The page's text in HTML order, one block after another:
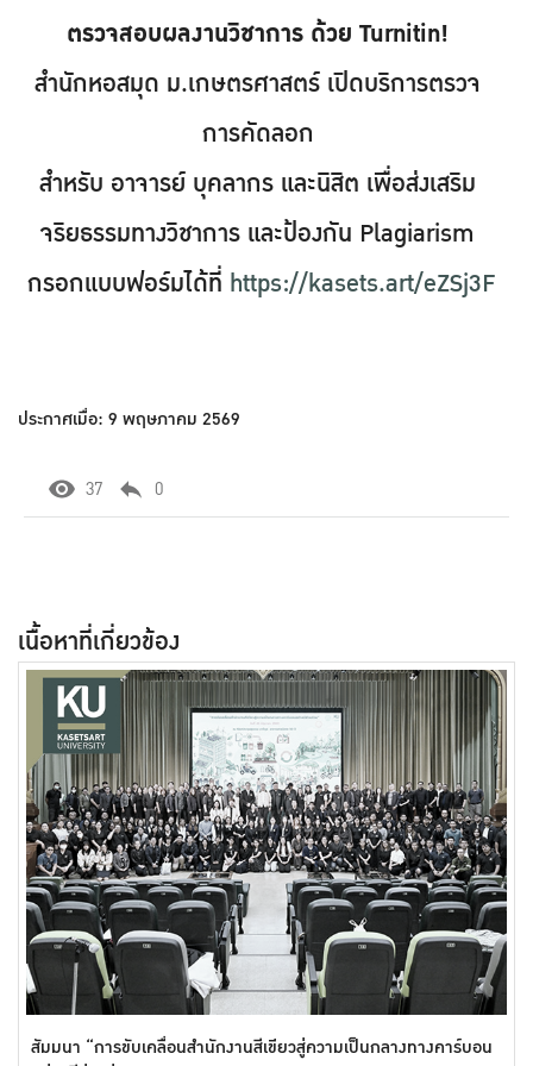
ตรวจสอบผลงานวิชาการ ด้วย Turnitin!
สำนักหอสมุด ม.เกษตรศาสตร์ เปิดบริการตรวจ
การคัดลอก
สำหรับ อาจารย์ บุคลากร และนิสิต เพื่อส่งเสริม
จริยธรรมทางวิชาการ และป้องกัน Plagiarism
กรอกแบบฟอร์มได้ที่ https://kasets.art/eZSj3F
ประกาศเมื่อ: 9 พฤษภาคม 2569
37 0
เนื้อหาที่เกี่ยวข้อง
สัมมนา “การขับเคลื่อนสำนักงานสีเขียวสู่ความเป็นกลางทางคาร์บอน